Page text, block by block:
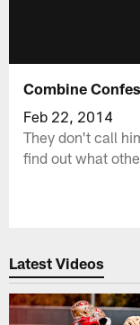
Combine
Feb 22, 2014
They don't call
find out what
Latest Videos